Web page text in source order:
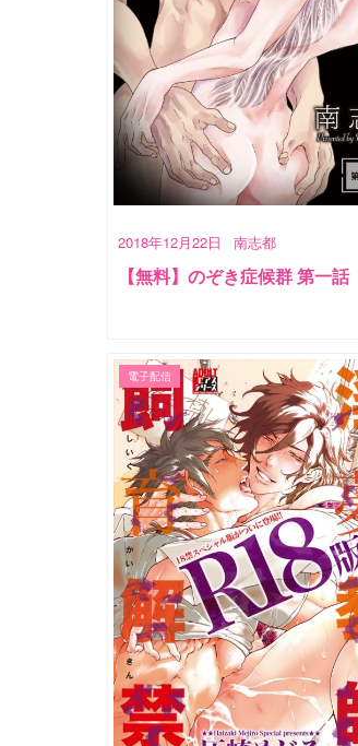
2018年12月22日 南志都
【無料】のぞき症候群 第一話
電子配信